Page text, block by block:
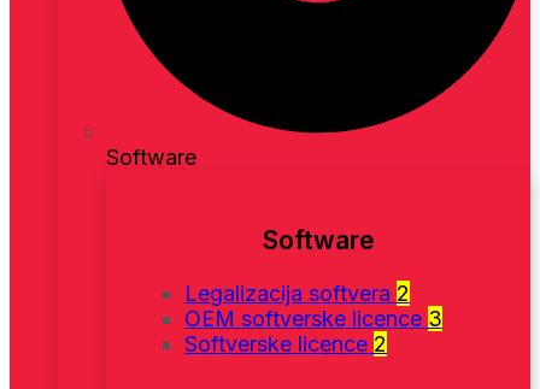
Software
Software
Legalizacija softvera 2
OEM softverske licence 3
Softverske licence 2